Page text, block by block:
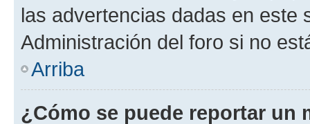
las advertencias dadas en este
Administración del foro si no
Arriba
¿Cómo se puede reportar un